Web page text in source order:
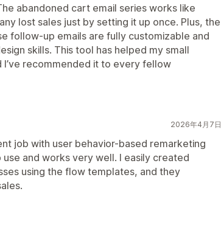
abandoned cart email series works like
lost sales just by setting it up once. Plus, the
follow-up emails are fully customizable and
skills. This tool has helped my small
I’ve recommended it to every fellow
2026年4月7日
job with user behavior-based remarketing
and works very well. I easily created
using the flow templates, and they